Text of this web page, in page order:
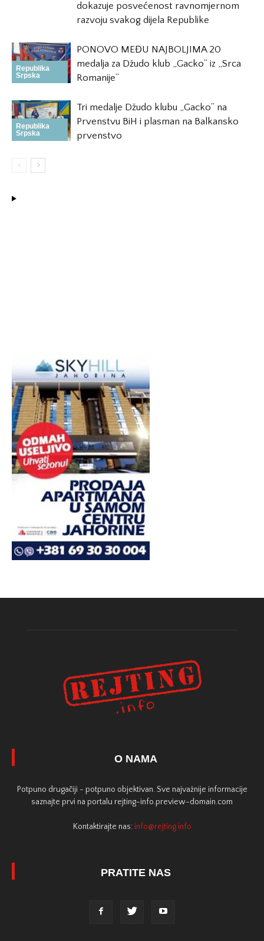
dokazuje posvećenost ravnomjernom
razvoju svakog dijela Republike
Republika
Srpska
PONOVO MEĐU NAJBOLJIMA 20
medalja za Džudo klub „Gacko“ iz „Srca
Romanije“
Republika
Srpska
Tri medalje Džudo klubu „Gacko“ na
Prvenstvu BiH i plasman na Balkansko
prvenstvo
O NAMA
Potpuno drugačiji - potpuno objektivan. Sve najvažnije informacije
saznajte prvi na portalu rejting-info.preview-domain.com
Kontaktirajte nas: info@rejting.info
PRATITE NAS